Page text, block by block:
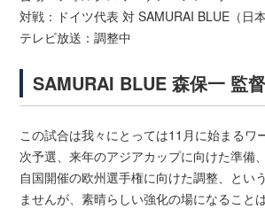
対戦：ドイツ代表 対 SAMURAI BLUE（日本
テレビ放送：調整中
SAMURAI BLUE 森保一 監
この試合は我々にとっては11月に始まるワ
次予選、来年のアジアカップに向けた準備
自国開催の欧州選手権に向けた調整、とい
ませんが、素晴らしい強化の場になること